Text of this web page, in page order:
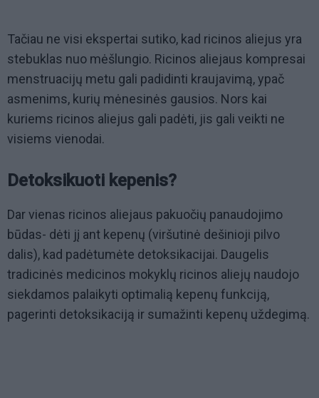
Tačiau ne visi ekspertai sutiko, kad ricinos aliejus yra
stebuklas nuo mėšlungio. Ricinos aliejaus kompresai
menstruacijų metu gali padidinti kraujavimą, ypač
asmenims, kurių mėnesinės gausios. Nors kai
kuriems ricinos aliejus gali padėti, jis gali veikti ne
visiems vienodai.
Detoksikuoti kepenis?
Dar vienas ricinos aliejaus pakuočių panaudojimo
būdas- dėti jį ant kepenų (viršutinė dešinioji pilvo
dalis), kad padėtumėte detoksikacijai. Daugelis
tradicinės medicinos mokyklų ricinos aliejų naudojo
siekdamos palaikyti optimalią kepenų funkciją,
pagerinti detoksikaciją ir sumažinti kepenų uždegimą.